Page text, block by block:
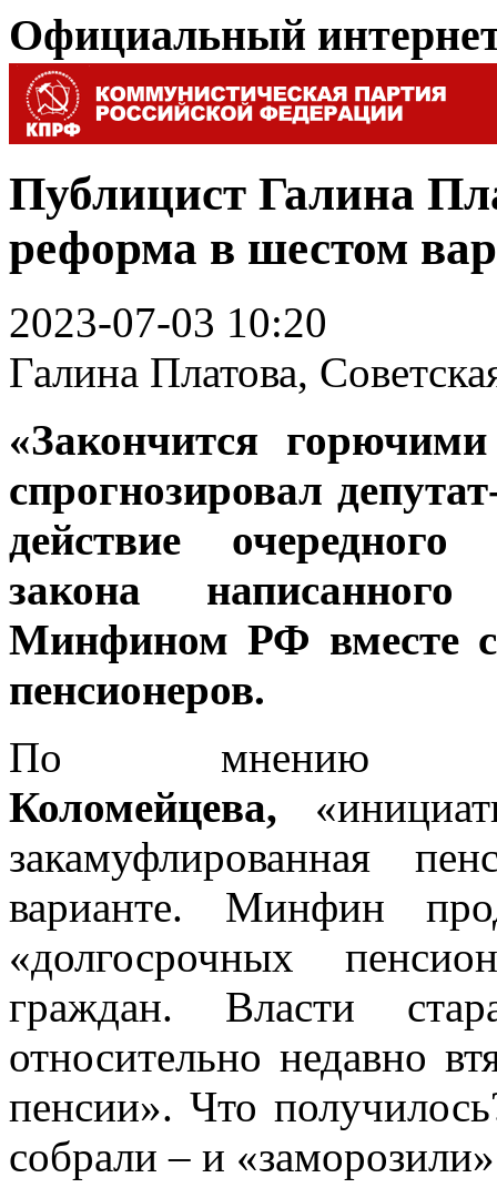
Официальный
Публицист Галина
реформа в шестом
2023-07-03 10:20
Галина Платова,
«Закончится
спрогнозировал
действие очередного
закона
Минфином РФ вместе
пенсионеров.
По мнению
Коломейцева,
закамуфлированная
варианте. Минфин
«долгосрочных
граждан. Власти
относительно недавно
пенсии». Что
собрали – и